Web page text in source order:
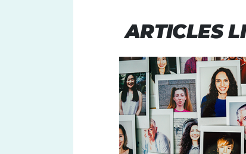
ARTICLES